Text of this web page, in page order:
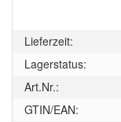
Lieferzeit:
Lagerstatus:
Art.Nr.:
GTIN/EAN: